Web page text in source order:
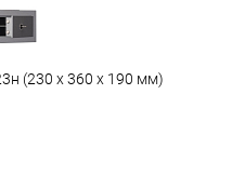
(230 х 360 х 190 мм)